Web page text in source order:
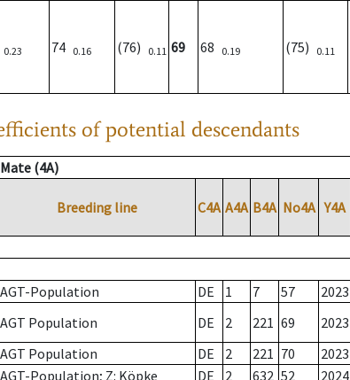
0.23 74 0.16 (76) 0.11 69 68 0.19 (75) 0.11
of potential descendants
Mate (4A)
Breeding line C4A A4A B4A No4A Y4A
AGT-Population DE 1 7 57 2023
AGT Population DE 2 221 69 2023
AGT Population DE 2 221 70 2023
AGT-Population; Z: Köpke DE 2 632 52 2024